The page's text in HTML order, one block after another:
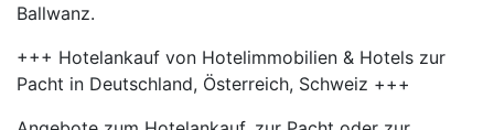
Ballwanz.
+++ Hotelankauf von Hotelimmobilien & Hotels zur
Pacht in Deutschland, Österreich, Schweiz +++